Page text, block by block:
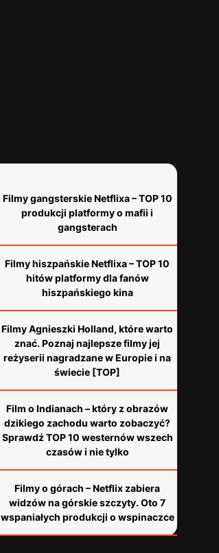
Filmy gangsterskie Netflixa – TOP 10
produkcji platformy o mafii i
gangsterach
Filmy hiszpańskie Netflixa – TOP 10
hitów platformy dla fanów
hiszpańskiego kina
Filmy Agnieszki Holland, które warto
znać. Poznaj najlepsze filmy jej
reżyserii nagradzane w Europie i na
świecie [TOP]
Film o Indianach – który z obrazów
dzikiego zachodu warto zobaczyć?
Sprawdź TOP 10 westernów wszech
czasów i nie tylko
Filmy o górach – Netflix zabiera
widzów na górskie szczyty. Oto 7
wspaniałych produkcji o wspinaczce